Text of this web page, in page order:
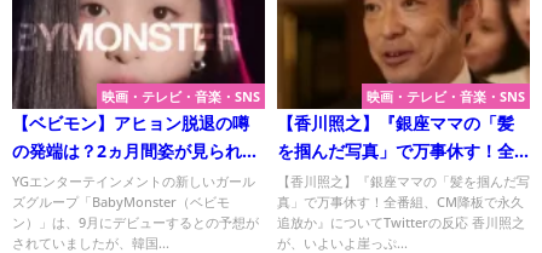
映画・テレビ・音楽・SNS
【ベビモン】アヒョン脱退の噂
の発端は？2ヵ月間姿が見られな
いのはなぜ？
YGエンターテインメントの新しいガール
ズグループ「BabyMonster（ベビモ
ン）」は、9月にデビューするとの予想が
されていましたが、韓国...
映画・テレビ・音楽・SNS
【香川照之】『銀座ママの「髪
を掴んだ写真」で万事休す！全
番組、CM降板で永久追放か』に
ついてTwitterの反応
【香川照之】『銀座ママの「髪を掴んだ写
真」で万事休す！全番組、CM降板で永久
追放か』についてTwitterの反応 香川照之
が、いよいよ崖っぷ...